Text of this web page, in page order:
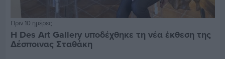
Πριν 10 ημέρες
Η Des Art Gallery υποδέχθηκε τη νέα έκθεση της
Δέσποινας Σταθάκη